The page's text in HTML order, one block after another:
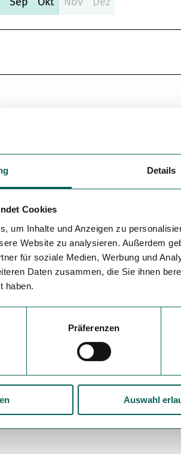
Details
Cookies
um Inhalte und Anzeigen zu
Website zu analysieren. Außerdem
für soziale Medien, Werbung und
Daten zusammen, die Sie ihnen
haben.
Präferenzen
Auswahl
Verpflegung und
um zum Ausgangspunkt der